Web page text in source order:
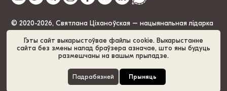
Гэты сайт выкарыстоўвае файлы cookie. Выкарыстанне
сайта без змены налад браўзера азначае, што яны будуць
размешчаны на вашым прыладзе.
Падрабязней Прыняць
© 2020-2026, Святлана Ціханоўская – нацыянальная лідарка